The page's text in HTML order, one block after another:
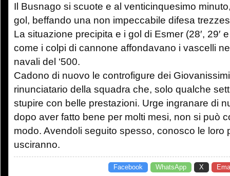
Il Busnago si scuote e al venticinquesimo
gol, beffando una non impeccabile difesa
La situazione precipita e i gol di Esmer (28′, 29′
come i colpi di cannone affondavano i vascelli
navali del ‘500.
Cadono di nuovo le controfigure dei
rinunciatario della squadra che, solo qualche
stupire con belle prestazioni. Urge ingranare di
dopo aver fatto bene per molti mesi, non si può
modo. Avendoli seguito spesso, conosco le loro
usciranno.
Facebook WhatsApp X